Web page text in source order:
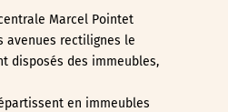
Marcel Pointet
avenues rectilignes le
disposés des immeubles,
en immeubles